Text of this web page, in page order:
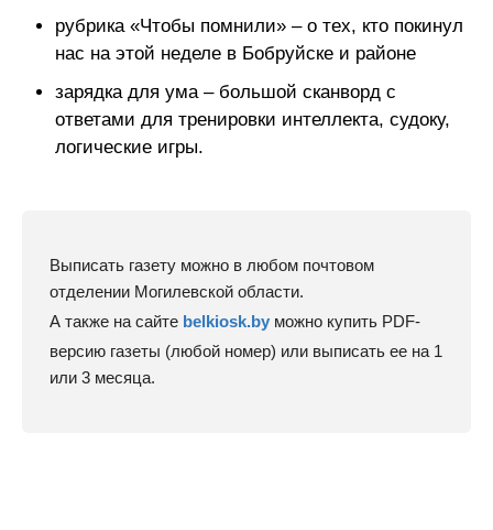
рубрика «Чтобы помнили» – о тех, кто покинул
нас на этой неделе в Бобруйске и районе
зарядка для ума – большой сканворд с
ответами для тренировки интеллекта, судоку,
логические игры.
Выписать газету можно в любом почтовом
отделении Могилевской области.
А также на сайте belkiosk.by можно купить PDF-
версию газеты (любой номер) или выписать ее на 1
или 3 месяца.